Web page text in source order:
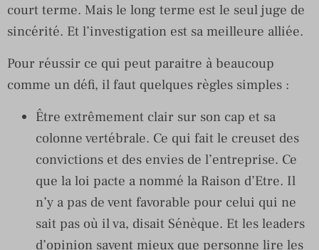
court terme. Mais le long terme est le seul juge de
sincérité. Et l’investigation est sa meilleure alliée.
Pour réussir ce qui peut paraitre à beaucoup
comme un défi, il faut quelques règles simples :
Être extrêmement clair sur son cap et sa
colonne vertébrale. Ce qui fait le creuset des
convictions et des envies de l’entreprise. Ce
que la loi pacte a nommé la Raison d’Etre. Il
n’y a pas de vent favorable pour celui qui ne
sait pas où il va, disait Sénèque. Et les leaders
d’opinion savent mieux que personne lire les